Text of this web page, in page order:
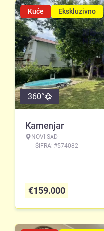
Kuće Ekskluzivno
360°
Kamenjar
NOVI SAD
ŠIFRA: #574082
€159.000